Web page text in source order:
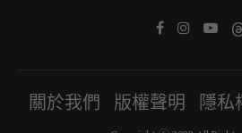
關於我們 版權聲明 隱私